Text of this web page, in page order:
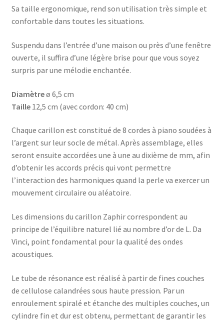
Sa taille ergonomique, rend son utilisation très simple et
confortable dans toutes les situations.
Suspendu dans l’entrée d’une maison ou près d’une fenêtre
ouverte, il suffira d’une légère brise pour que vous soyez
surpris par une mélodie enchantée.
Diamètreø 6,5 cm
Taille 12,5 cm (avec cordon: 40 cm)
Chaque carillon est constitué de 8 cordes à piano soudées à
l’argent sur leur socle de métal. Après assemblage, elles
seront ensuite accordées une à une au dixième de mm, afin
d’obtenir les accords précis qui vont permettre
l’interaction des harmoniques quand la perle va exercer un
mouvement circulaire ou aléatoire.
Les dimensions du carillon Zaphir correspondent au
principe de l’équilibre naturel lié au nombre d’or de L. Da
Vinci, point fondamental pour la qualité des ondes
acoustiques.
Le tube de résonance est réalisé à partir de fines couches
de cellulose calandrées sous haute pression. Par un
enroulement spiralé et étanche des multiples couches, un
cylindre fin et dur est obtenu, permettant de garantir les